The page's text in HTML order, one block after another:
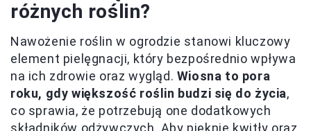
różnych roślin?
Nawożenie roślin w ogrodzie stanowi kluczowy
element pielęgnacji, który bezpośrednio wpływa
na ich zdrowie oraz wygląd. Wiosna to pora
roku, gdy większość roślin budzi się do życia,
co sprawia, że potrzebują one dodatkowych